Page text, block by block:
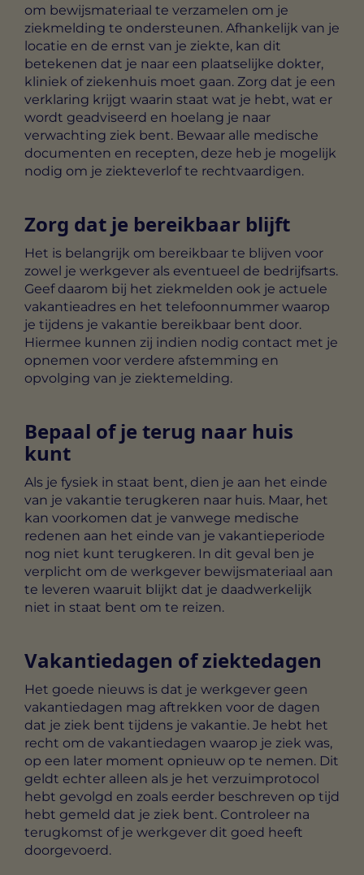
om bewijsmateriaal te verzamelen om je
ziekmelding te ondersteunen. Afhankelijk van je
locatie en de ernst van je ziekte, kan dit
betekenen dat je naar een plaatselijke dokter,
kliniek of ziekenhuis moet gaan. Zorg dat je een
verklaring krijgt waarin staat wat je hebt, wat er
wordt geadviseerd en hoelang je naar
verwachting ziek bent. Bewaar alle medische
documenten en recepten, deze heb je mogelijk
nodig om je ziekteverlof te rechtvaardigen.
Zorg dat je bereikbaar blijft
Het is belangrijk om bereikbaar te blijven voor
zowel je werkgever als eventueel de bedrijfsarts.
Geef daarom bij het ziekmelden ook je actuele
vakantieadres en het telefoonnummer waarop
je tijdens je vakantie bereikbaar bent door.
Hiermee kunnen zij indien nodig contact met je
opnemen voor verdere afstemming en
opvolging van je ziektemelding.
Bepaal of je terug naar huis
kunt
Als je fysiek in staat bent, dien je aan het einde
van je vakantie terugkeren naar huis. Maar, het
kan voorkomen dat je vanwege medische
redenen aan het einde van je vakantieperiode
nog niet kunt terugkeren. In dit geval ben je
verplicht om de werkgever bewijsmateriaal aan
te leveren waaruit blijkt dat je daadwerkelijk
niet in staat bent om te reizen.
Vakantiedagen of ziektedagen
Het goede nieuws is dat je werkgever geen
vakantiedagen mag aftrekken voor de dagen
dat je ziek bent tijdens je vakantie. Je hebt het
recht om de vakantiedagen waarop je ziek was,
op een later moment opnieuw op te nemen. Dit
geldt echter alleen als je het verzuimprotocol
hebt gevolgd en zoals eerder beschreven op tijd
hebt gemeld dat je ziek bent. Controleer na
terugkomst of je werkgever dit goed heeft
doorgevoerd.